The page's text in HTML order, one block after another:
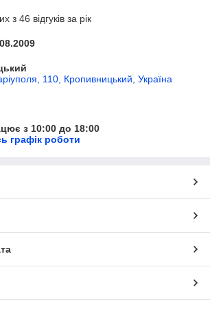
з 46 відгуків за рік
110, Кропивницький, Україна
з 10:00 до 18:00
графік роботи